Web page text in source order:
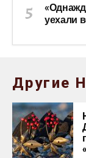
уехали
Другие